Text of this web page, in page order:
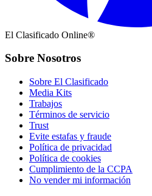
El Clasificado Online®
Sobre Nosotros
Sobre El Clasificado
Media Kits
Trabajos
Términos de servicio
Trust
Evite estafas y fraude
Política de privacidad
Política de cookies
Cumplimiento de la CCPA
No vender mi información